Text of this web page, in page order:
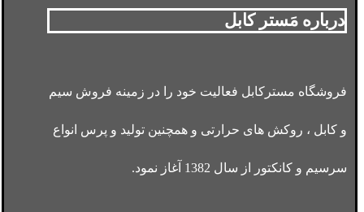
درباره مَستر کابل
فروشگاه مسترکابل فعالیت خود را در زمینه فروش سیم
و کابل ، روکش های حرارتی و همچنین تولید و پرس انواع
سرسیم و کانکتور از سال 1382 آغاز نمود.